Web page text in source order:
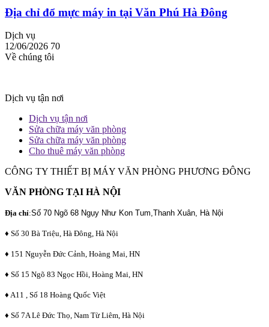
Địa chỉ đổ mực máy in tại Văn Phú Hà Đông
Dịch vụ
12/06/2026 70
Về chúng tôi
Dịch vụ tận nơi
Dịch vụ tận nơi
Sửa chữa máy văn phòng
Sửa chữa máy văn phòng
Cho thuê máy văn phòng
CÔNG TY THIẾT BỊ MÁY VĂN PHÒNG PHƯƠNG ĐÔNG
VĂN PHÒNG TẠI HÀ NỘI
Địa chỉ:Số 70 Ngõ 68 Ngụy Như Kon Tum,Thanh Xuân, Hà Nội
♦ Số 30 Bà Triệu, Hà Đông, Hà Nội
♦ 151 Nguyễn Đức Cảnh, Hoàng Mai, HN
♦ Số 15 Ngõ 83 Ngọc Hồi, Hoàng Mai, HN
♦ A11 , Số 18 Hoàng Quốc Việt
♦ Số 7A Lê Đức Thọ, Nam Từ Liêm, Hà Nội